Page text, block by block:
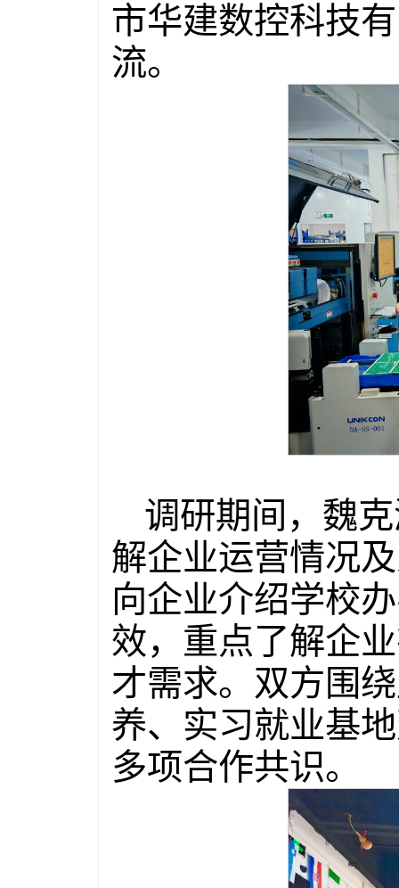
市华建数控科技
流。
调研期间，魏
解企业运营情况
向企业介绍学校
效，重点了解企
才需求。双方围
养、实习就业基
多项合作共识。